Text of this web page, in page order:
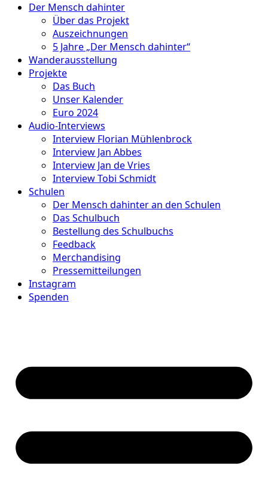
Der Mensch dahinter
Über das Projekt
Auszeichnungen
5 Jahre „Der Mensch dahinter“
Wanderausstellung
Projekte
Das Buch
Unser Kalender
Euro 2024
Audio-Interviews
Interview Florian Mühlenbrock
Interview Jan Abbes
Interview Jan de Vries
Interview Tobi Schmidt
Schulen
Der Mensch dahinter an den Schulen
Das Schulbuch
Bestellung des Schulbuchs
Feedback
Merchandising
Pressemitteilungen
Instagram
Spenden